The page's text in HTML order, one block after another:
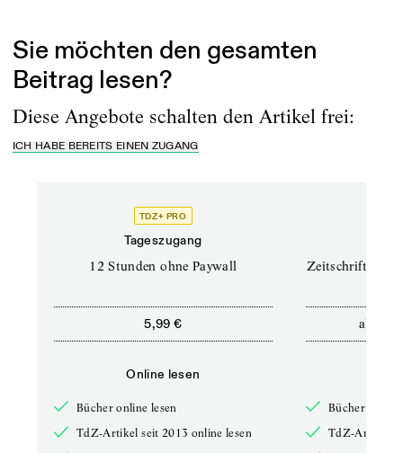
Sie möchten den gesamten
Beitrag lesen?
Diese Angebote schalten den Artikel frei:
ICH HABE BEREITS EINEN ZUGANG
TDZ+ PRO
Tageszugang
12 Stunden ohne Paywall
5,99 €
Online lesen
Bücher online lesen
TdZ-Artikel seit 2013 online lesen
Zeitschriften
ab
Bücher online
TdZ-Artikel